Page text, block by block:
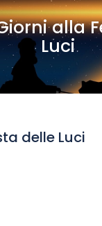
alla
Luci
delle Luci